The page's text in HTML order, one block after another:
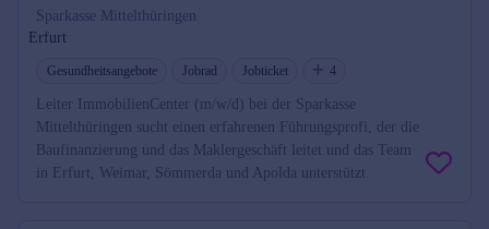
Sparkasse Mittelthüringen
Erfurt
Gesundheitsangebote Jobrad Jobticket 4
Leiter ImmobilienCenter (m/w/d) bei der Sparkasse
Mittelthüringen sucht einen erfahrenen Führungsprofi, der die
Baufinanzierung und das Maklergeschäft leitet und das Team
in Erfurt, Weimar, Sömmerda und Apolda unterstützt.